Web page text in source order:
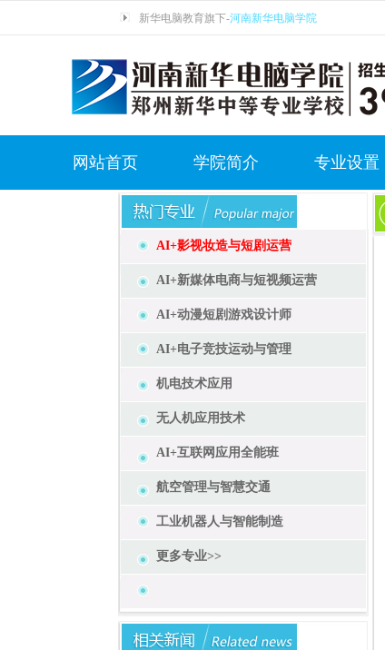
新华电脑教育旗下-河南新华电脑学院
网站首页 学院简介 专业设置
AI+影视妆造与短剧运营
AI+新媒体电商与短视频运营
AI+动漫短剧游戏设计师
AI+电子竞技运动与管理
机电技术应用
无人机应用技术
AI+互联网应用全能班
航空管理与智慧交通
工业机器人与智能制造
更多专业>>